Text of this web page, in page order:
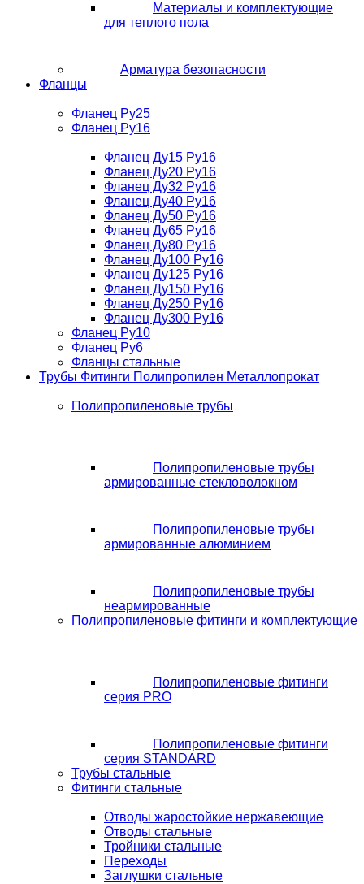
Материалы и комплектующие
для теплого пола
Арматура безопасности
Фланцы
Фланец Ру25
Фланец Ру16
Фланец Ду15 Ру16
Фланец Ду20 Ру16
Фланец Ду32 Ру16
Фланец Ду40 Ру16
Фланец Ду50 Ру16
Фланец Ду65 Ру16
Фланец Ду80 Ру16
Фланец Ду100 Ру16
Фланец Ду125 Ру16
Фланец Ду150 Ру16
Фланец Ду250 Ру16
Фланец Ду300 Ру16
Фланец Ру10
Фланец Ру6
Фланцы стальные
Трубы Фитинги Полипропилен Металлопрокат
Полипропиленовые трубы
Полипропиленовые трубы
армированные стекловолокном
Полипропиленовые трубы
армированные алюминием
Полипропиленовые трубы
неармированные
Полипропиленовые фитинги и комплектующие
Полипропиленовые фитинги
серия PRO
Полипропиленовые фитинги
серия STANDARD
Трубы стальные
Фитинги стальные
Отводы жаростойкие нержавеющие
Отводы стальные
Тройники стальные
Переходы
Заглушки стальные